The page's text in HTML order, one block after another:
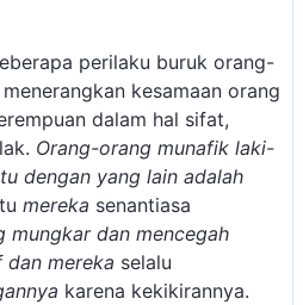
perilaku buruk orang-
kesamaan orang
dalam hal sifat,
Orang-orang munafik laki-
dengan yang lain adalah
mereka senantiasa
mungkar dan mencegah
dan mereka selalu
karena kekikirannya.